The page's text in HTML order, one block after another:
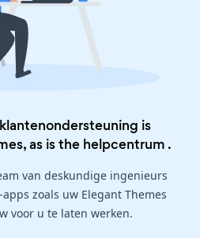
is
as is the helpcentrum .
van deskundige ingenieurs
zoals uw Elegant Themes
voor u te laten werken.